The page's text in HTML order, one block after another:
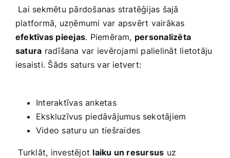
​ Lai sekmētu pārdošanas stratēģijas šajā
platformā, uzņēmumi var apsvērt vairākas
efektīvas pieejas. Piemēram, personalizēta
satura radīšana var ievērojami palielināt lietotāju
iesaisti. Šāds saturs var ietvert:
Interaktīvas anketas
Ekskluzīvus piedāvājumus sekotājiem
Video saturu un tiešraides
⁤ Turklāt, investējot laiku un resursus ‌uz